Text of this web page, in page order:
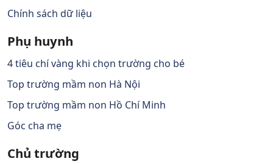
Chính sách dữ liệu
Phụ huynh
4 tiêu chí vàng khi chọn trường cho bé
Top trường mầm non Hà Nội
Top trường mầm non Hồ Chí Minh
Góc cha mẹ
Chủ trường